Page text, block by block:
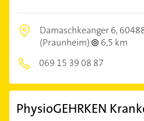
Damaschkeanger 6,
(Praunheim)
6,5 km
069 15 39 08 87
PhysioGEHRKEN